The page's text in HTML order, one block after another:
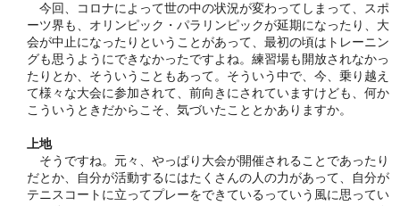
今回、コロナによって世の中の状況が変わってしまって、スポ
ーツ界も、オリンピック・パラリンピックが延期になったり、大
会が中止になったりということがあって、最初の頃はトレーニン
グも思うようにできなかったですよね。練習場も開放されなかっ
たりとか、そういうこともあって。そういう中で、今、乗り越え
て様々な大会に参加されて、前向きにされていますけども、何か
こういうときだからこそ、気づいたこととかありますか。
上地
そうですね。元々、やっぱり大会が開催されることであったり
だとか、自分が活動するにはたくさんの人の力があって、自分が
テニスコートに立ってプレーをできているっていう風に思ってい